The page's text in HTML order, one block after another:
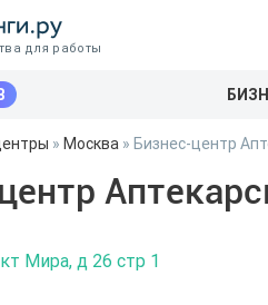
для работы
» Москва » Бизнес-центр
Мира, д 26 стр 1